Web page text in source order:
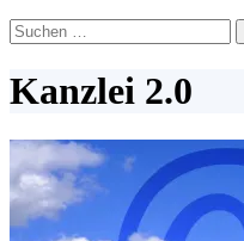
Suchen
nach:
Kanzlei 2.0